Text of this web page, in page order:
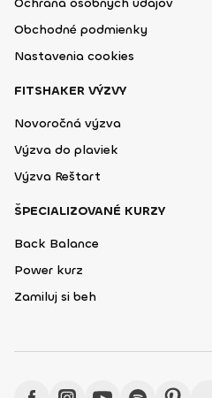
Ochrana osobných údajov
Obchodné podmienky
Nastavenia cookies
FITSHAKER VÝZVY
Novoročná výzva
Výzva do plaviek
Výzva Reštart
ŠPECIALIZOVANÉ KURZY
Back Balance
Power kurz
Zamiluj si beh